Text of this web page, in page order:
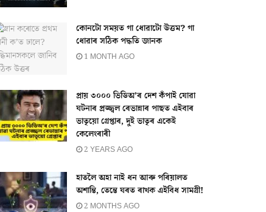
কোনটো সময়ত গা ধোৱাটো উত্তম? গা
ধোৱাৰ সঠিক পদ্ধতি জানক
1 MONTH AGO
প্ৰায় ৩০০০ ভিডিঅ’ৰ দেশ কঁপাই যোৱা
ঘটনাৰ প্ৰজ্জ্বল ৰেভান্নাৰ পাছত এইবাৰ
ভাতৃয়ো গ্ৰেপ্তাৰ, দুই ভাতৃৰ একেই
কেলেংৰাৰী
2 YEARS AGO
হাতলৈ অহা নাই ধন আৰু পৰিয়ালত
অশান্তি, তেন্তে ঘৰত ৰাখক এইবিধ সামগ্ৰী!
2 MONTHS AGO